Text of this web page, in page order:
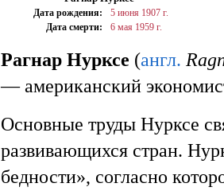
Дата рождения: 5 июня 1907 г.
Дата смерти:
6 мая 1959 г.
Рагнар Нурксе (англ.
— американский
Основные труды Нурксе
развивающихся стран.
бедности», согласно